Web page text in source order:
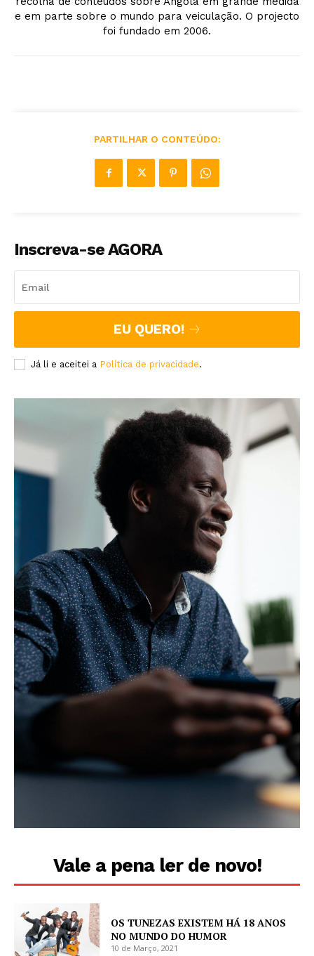
e em parte sobre o mundo para veiculação. O projecto
foi fundado em 2006.
PARTILHAR O CONTEÚDO:
Inscreva-se AGORA
EU QUERO!
Já li e aceitei a Política de privacidade.
Vale a pena ler de novo!
OS TUNEZAS EXISTEM HÁ 18 ANOS
NO MUNDO DO HUMOR
10 de Março, 2021